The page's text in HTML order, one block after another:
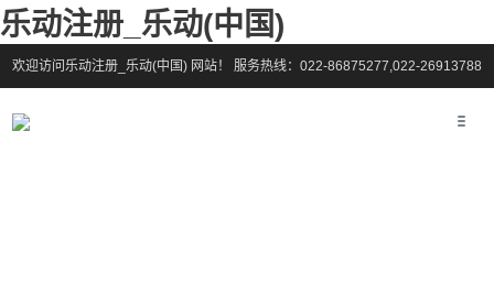
乐动注册_乐动(中国)
欢迎访问乐动注册_乐动(中国) 网站！ 服务热线：022-86875277,022-26913788